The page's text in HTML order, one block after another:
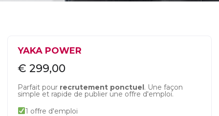
YAKA POWER
€ 299,00
Parfait pour recrutement ponctuel. Une façon
simple et rapide de publier une offre d'emploi.
1 offre d'emploi